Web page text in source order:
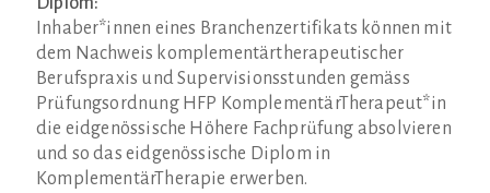
Inhaber*innen eines Branchenzertifikats können mit
dem Nachweis komplementärtherapeutischer
Berufspraxis und Supervisionsstunden gemäss
Prüfungsordnung HFP KomplementärTherapeut*in
die eidgenössische Höhere Fachprüfung absolvieren
und so das eidgenössische Diplom in
KomplementärTherapie erwerben.